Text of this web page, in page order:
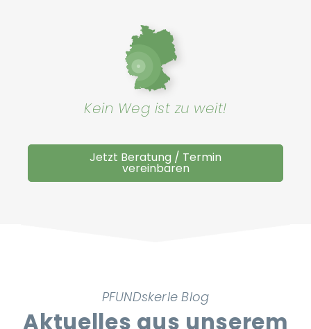
Jetzt Beratung / Termin
PFUNDskerle Blog